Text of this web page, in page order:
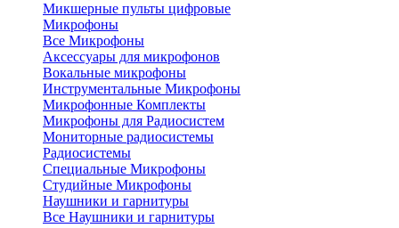
Микшерные пульты цифровые
Микрофоны
Все Микрофоны
Аксессуары для микрофонов
Вокальные микрофоны
Инструментальные Микрофоны
Микрофонные Комплекты
Микрофоны для Радиосистем
Мониторные радиосистемы
Радиосистемы
Специальные Микрофоны
Студийные Микрофоны
Наушники и гарнитуры
Все Наушники и гарнитуры